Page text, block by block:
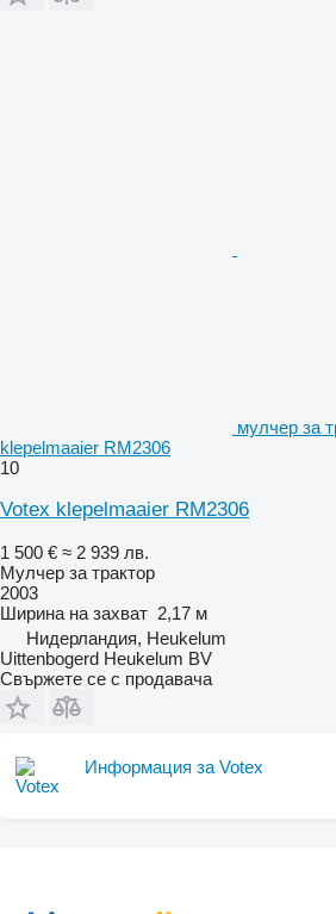
мулчер за
klepelmaaier RM2306
10
Votex klepelmaaier RM2306
1 500 € ≈ 2 939 лв.
Мулчер за трактор
2003
Ширина на захват 2,17 м
Нидерландия, Heukelum
Uittenbogerd Heukelum BV
Свържете се с продавача
Информация за Votex